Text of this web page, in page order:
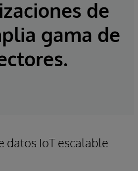
de
gama de
datos IoT escalable